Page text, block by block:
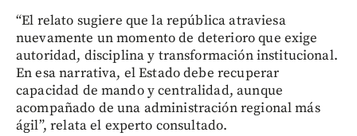
“El relato sugiere que la república atraviesa
nuevamente un momento de deterioro que exige
autoridad, disciplina y transformación institucional.
En esa narrativa, el Estado debe recuperar
capacidad de mando y centralidad, aunque
acompañado de una administración regional más
ágil”, relata el experto consultado.